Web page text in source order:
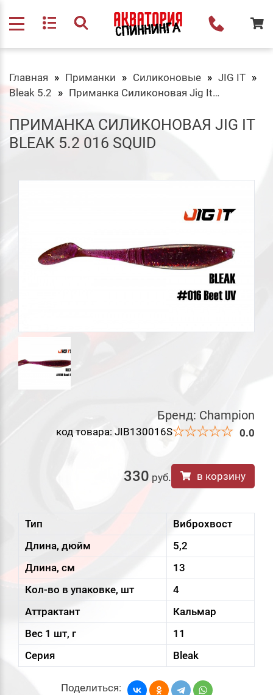
Главная Приманки Силиконовые
JIG IT
Bleak 5.2
Приманка Силиконовая Jig It Bleak 5.2 016 Squid
ПРИМАНКА СИЛИКОНОВАЯ JIG IT
BLEAK 5.2 016 SQUID
Бренд: Champion
код товара: JIB130016S 0.0
330 руб. в корзину
Тип
Виброхвост
Длина, дюйм
5,2
Длина, см
13
Кол-во в упаковке, шт
4
Аттрактант
Кальмар
Вес 1 шт, г
11
Серия
Bleak
Поделиться: